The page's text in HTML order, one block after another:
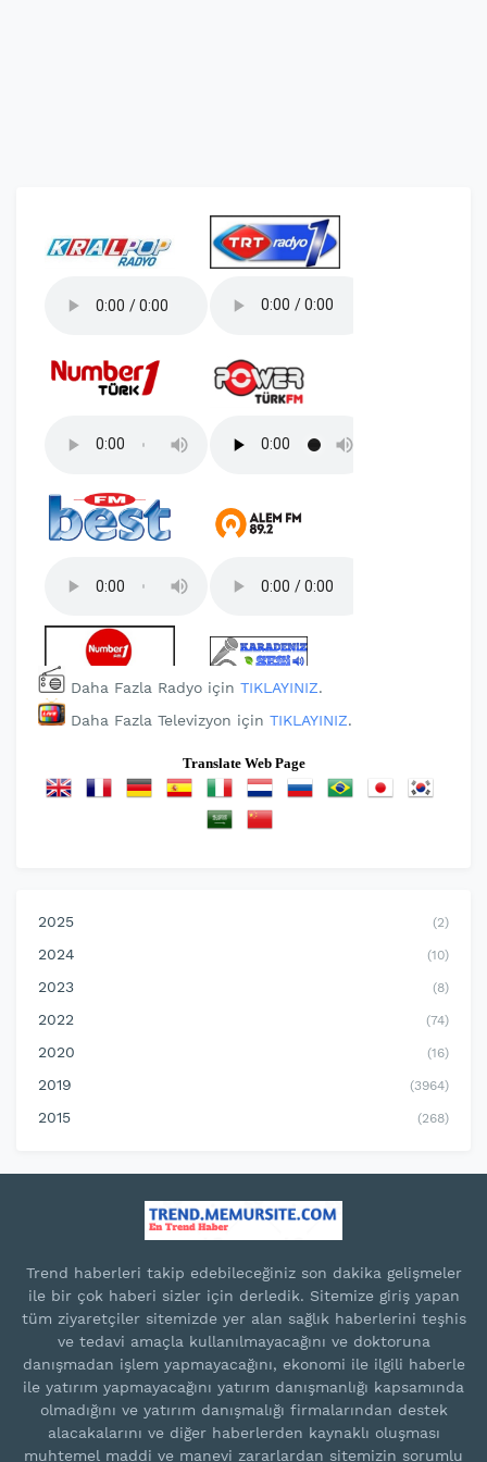
Daha Fazla Radyo için TIKLAYINIZ.
Daha Fazla Televizyon için TIKLAYINIZ.
Translate Web Page
2025 (2)
2024 (10)
2023 (8)
2022 (74)
2020 (16)
2019 (3964)
2015 (268)
Trend haberleri takip edebileceğiniz son dakika gelişmeler
ile bir çok haberi sizler için derledik. Sitemize giriş yapan
tüm ziyaretçiler sitemizde yer alan sağlık haberlerini teşhis
ve tedavi amaçla kullanılmayacağını ve doktoruna
danışmadan işlem yapmayacağını, ekonomi ile ilgili haberle
ile yatırım yapmayacağını yatırım danışmanlığı kapsamında
olmadığını ve yatırım danışmalığı firmalarından destek
alacakalarını ve diğer haberlerden kaynaklı oluşması
muhtemel maddi ve manevi zararlardan sitemizin sorumlu